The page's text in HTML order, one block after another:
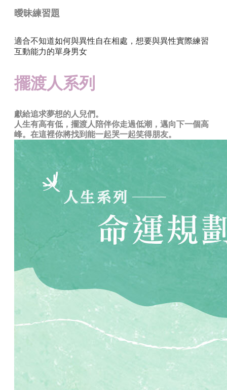
曖昧練習題
適合不知道如何與異性自在相處，想要與異性實際練習
互動能力的單身男女
擺渡人系列
獻給追求夢想的人兒們。
人生有高有低，擺渡人陪伴你走過低潮，邁向下一個高
峰。在這裡你將找到能一起哭一起笑得朋友。